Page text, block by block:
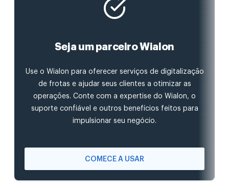
Seja um parceiro Wialon
Use o Wialon para oferecer serviços de digitalização
de frotas e ajudar seus clientes a otimizar as
operações. Conte com a expertise do Wialon, o
suporte confiável e outros benefícios feitos para
impulsionar seu negócio.
COMECE A USAR